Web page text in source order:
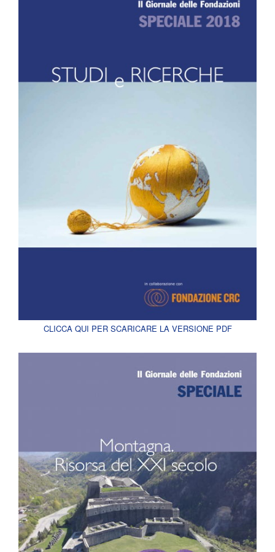
CLICCA QUI PER SCARICARE LA VERSIONE PDF